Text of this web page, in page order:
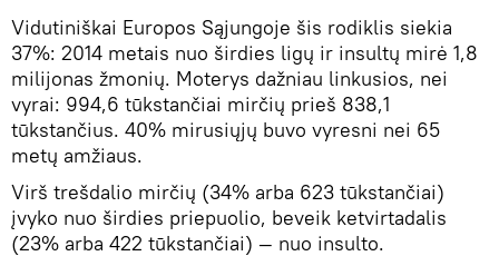
Vidutiniškai Europos Sąjungoje šis rodiklis siekia
37%: 2014 metais nuo širdies ligų ir insultų mirė 1,8
milijonas žmonių. Moterys dažniau linkusios, nei
vyrai: 994,6 tūkstančiai mirčių prieš 838,1
tūkstančius. 40% mirusiųjų buvo vyresni nei 65
metų amžiaus.
Virš trešdalio mirčių (34% arba 623 tūkstančiai)
įvyko nuo širdies priepuolio, beveik ketvirtadalis
(23% arba 422 tūkstančiai) — nuo insulto.